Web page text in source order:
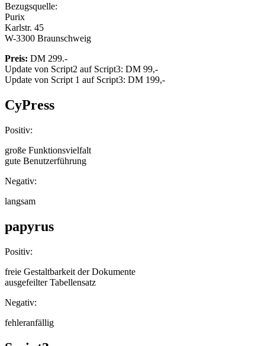
Bezugsquelle:
Purix
Karlstr. 45
W-3300 Braunschweig
Preis: DM 299.-
Update von Script2 auf Script3: DM 99,-
Update von Script 1 auf Script3: DM 199,-
CyPress
Positiv:
große Funktionsvielfalt
gute Benutzerführung
Negativ:
langsam
papyrus
Positiv:
freie Gestaltbarkeit der Dokumente
ausgefeilter Tabellensatz
Negativ:
fehleranfällig